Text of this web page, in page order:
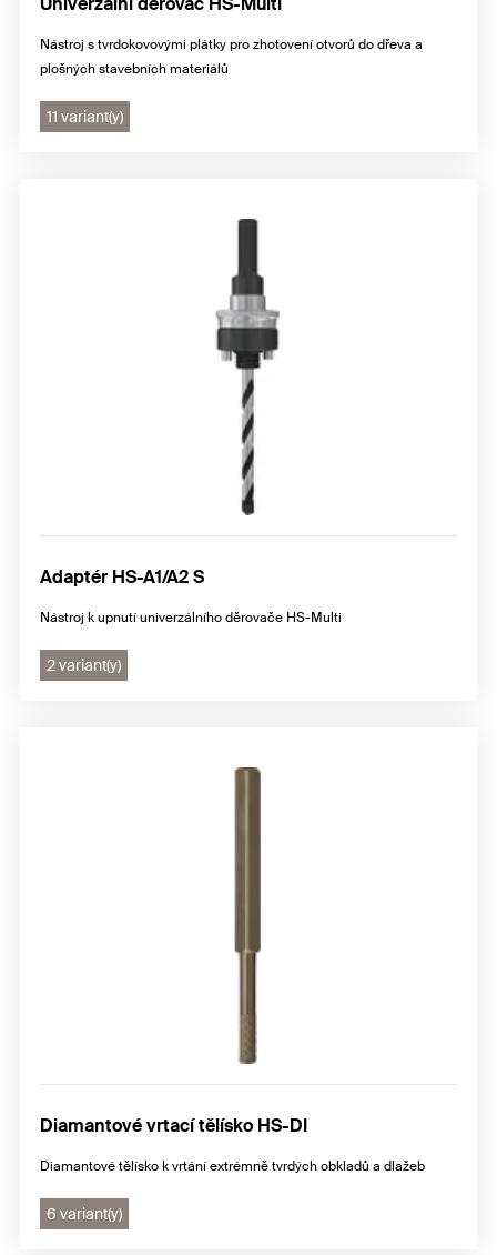
Nástroj s tvrdokovovými plátky pro zhotovení otvorů do dřeva a
plošných stavebních materiálů
11 variant(y)
Adaptér HS-A1/A2 S
Nástroj k upnutí univerzálního děrovače HS-Multi
2 variant(y)
Diamantové vrtací tělísko HS-DI
Diamantové tělísko k vrtání extrémně tvrdých obkladů a dlažeb
6 variant(y)